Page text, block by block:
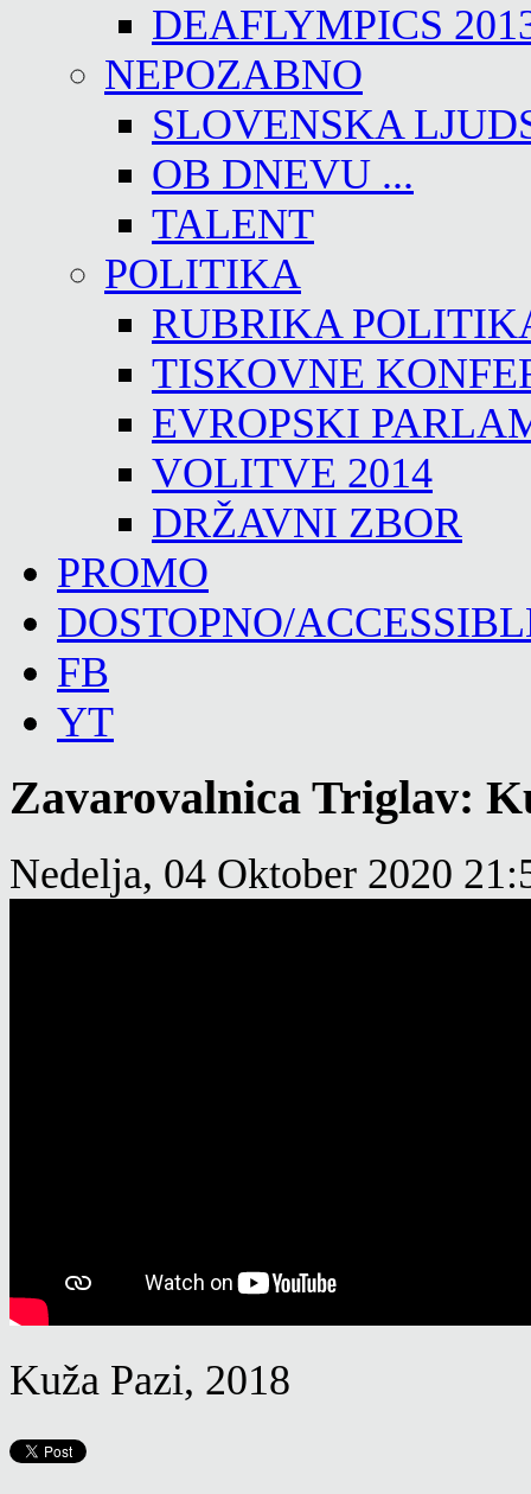
DEAFLYMPICS
NEPOZABNO
SLOVENSKA
OB DNEVU ...
TALENT
POLITIKA
RUBRIKA
TISKOVNE
EVROPSKI
VOLITVE 2014
DRŽAVNI ZBOR
PROMO
DOSTOPNO/
FB
YT
Zavarovalnica Triglav:
Nedelja, 04 Oktober 2020
Kuža Pazi, 2018